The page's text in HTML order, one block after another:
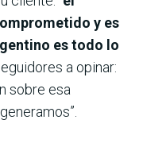
y es
es todo lo
a opinar:
sobre esa